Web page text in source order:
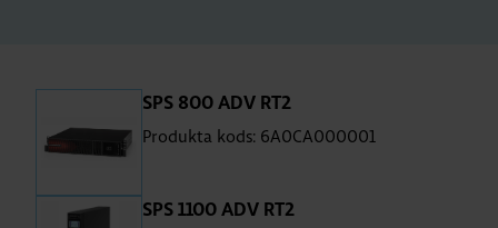
SPS 800 ADV RT2
Produkta kods: 6A0CA000001
SPS 1100 ADV RT2